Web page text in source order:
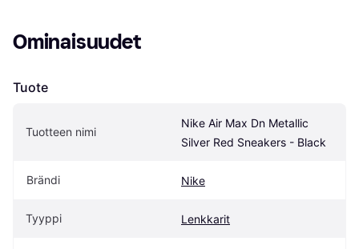
Ominaisuudet
Tuote
Tuotteen nimi
Nike Air Max Dn Metallic
Silver Red Sneakers - Black
Brändi Nike
Tyyppi Lenkkarit